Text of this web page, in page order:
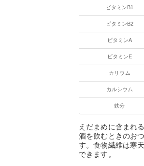
ビタミンB1
ビタミンB2
ビタミンA
ビタミンE
カリウム
カルシウム
鉄分
えだまめに含まれ
酒を飲むときのお
す。食物繊維は寒
できます。